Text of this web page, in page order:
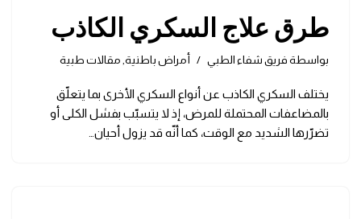
طرق علاج السكري الكاذب
بواسطة فريق شفاء الطبي أمراض باطنية, مقالات طبية
يختلف السكري الكاذب عن أنواع السكري الأخرى بما يتعلّق
بالمضاعفات المحتملة للمرض، إذ لا يتسبّب بفشل الكلى أو
تضرّرها الشديد مع الوقت، كما أنّه قد يزول أحيان…